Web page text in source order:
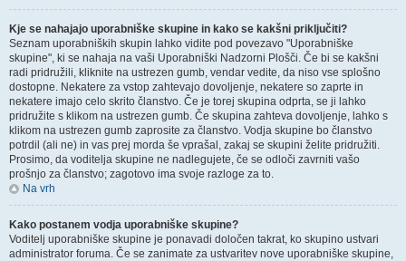
Kje se nahajajo uporabniške skupine in kako se kakšni priključiti?
Seznam uporabniških skupin lahko vidite pod povezavo "Uporabniške
skupine", ki se nahaja na vaši Uporabniški Nadzorni Plošči. Če bi se kakšni
radi pridružili, kliknite na ustrezen gumb, vendar vedite, da niso vse splošno
dostopne. Nekatere za vstop zahtevajo dovoljenje, nekatere so zaprte in
nekatere imajo celo skrito članstvo. Če je torej skupina odprta, se ji lahko
pridružite s klikom na ustrezen gumb. Če skupina zahteva dovoljenje, lahko s
klikom na ustrezen gumb zaprosite za članstvo. Vodja skupine bo članstvo
potrdil (ali ne) in vas prej morda še vprašal, zakaj se skupini želite pridružiti.
Prosimo, da voditelja skupine ne nadlegujete, če se odloči zavrniti vašo
prošnjo za članstvo; zagotovo ima svoje razloge za to.
Na vrh
Kako postanem vodja uporabniške skupine?
Voditelj uporabniške skupine je ponavadi določen takrat, ko skupino ustvari
administrator foruma. Če se zanimate za ustvaritev nove uporabniške skupine,